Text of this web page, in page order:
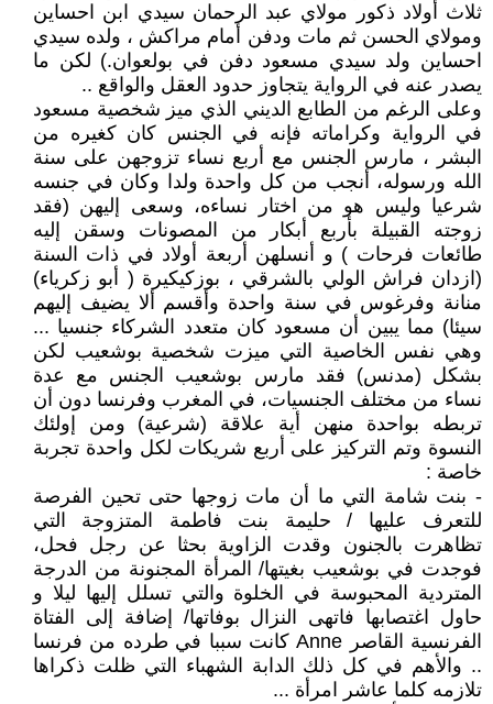
ثلاث أولاد ذكور مولاي عبد الرحمان سيدي ابن احساين
ومولاي الحسن ثم مات ودفن أمام مراكش ، ولده سيدي
احساين ولد سيدي مسعود دفن في بولعوان.) لكن ما
يصدر عنه في الرواية يتجاوز حدود العقل والواقع ..
وعلى الرغم من الطابع الديني الذي ميز شخصية مسعود
في الرواية وكراماته فإنه في الجنس كان كغيره من
البشر ، مارس الجنس مع أربع نساء تزوجهن على سنة
الله ورسوله، أنجب من كل واحدة ولدا وكان في جنسه
شرعيا وليس هو من اختار نساءه، وسعى إليهن (فقد
زوجته القبيلة بأربع أبكار من المصونات وسقن إليه
طائعات فرحات ) و أنسلهن أربعة أولاد في ذات السنة
(ازدان فراش الولي بالشرقي ، بوزكيكيرة ( أبو زكرياء)
منانة وفرغوس في سنة واحدة وأقسم ألا يضيف إليهم
سيئا) مما يبين أن مسعود كان متعدد الشركاء جنسيا ...
وهي نفس الخاصية التي ميزت شخصية بوشعيب لكن
بشكل (مدنس) فقد مارس بوشعيب الجنس مع عدة
نساء من مختلف الجنسيات، في المغرب وفرنسا دون أن
تربطه بواحدة منهن أية علاقة (شرعية) ومن إولئك
النسوة وتم التركيز على أربع شريكات لكل واحدة تجربة
خاصة :
- بنت شامة التي ما أن مات زوجها حتى تحين الفرصة
للتعرف عليها / حليمة بنت فاطمة المتزوجة التي
تظاهرت بالجنون وقدت الزاوية بحثا عن رجل فحل،
فوجدت في بوشعيب بغيتها/ المرأة المجنونة من الدرجة
المتردية المحبوسة في الخلوة والتي تسلل إليها ليلا و
حاول اغتصابها فاتهى النزال بوفاتها/ إضافة إلى الفتاة
الفرنسية القاصر Anne كانت سببا في طرده من فرنسا
.. والأهم في كل ذلك الدابة الشهباء التي ظلت ذكراها
تلازمه كلما عاشر امرأة ...